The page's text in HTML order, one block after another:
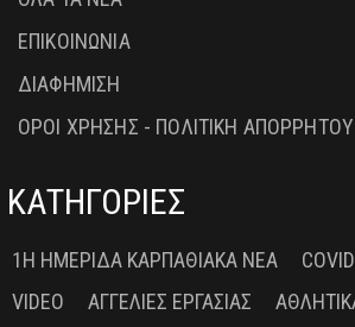
ΕΠΙΚΟΙΝΩΝΙΑ
ΔΙΑΦΗΜΙΣΗ
ΟΡΟΙ ΧΡΗΣΗΣ - ΠΟΛΙΤΙΚΗ ΑΠΟΡΡΗΤΟΥ
ΚΑΤΗΓΟΡΙΕΣ
1Η ΗΜΕΡΊΔΑ ΚΑΡΠΑΘΙΑΚΆ ΝΈΑ
VIDEO
ΑΓΓΕΛΊΕΣ ΕΡΓΑΣΊΑΣ